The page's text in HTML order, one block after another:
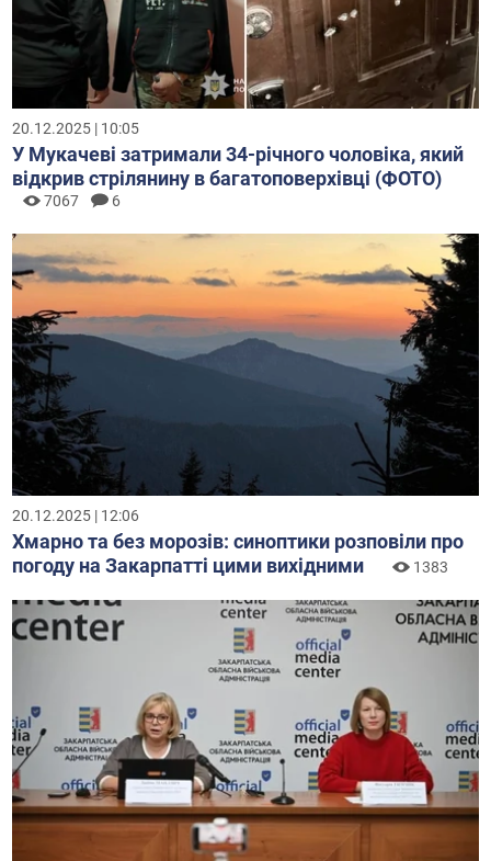
20.12.2025 | 10:05
У Мукачеві затримали 34-річного чоловіка, який
відкрив стрілянину в багатоповерхівці (ФОТО)
7067 6
20.12.2025 | 12:06
Хмарно та без морозів: синоптики розповіли про
погоду на Закарпатті цими вихідними
1383